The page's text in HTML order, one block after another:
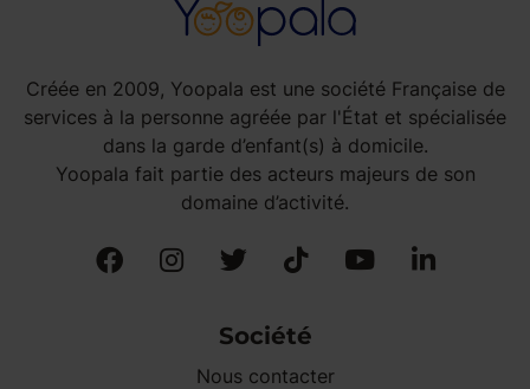
Créée en 2009, Yoopala est une société Française de
services à la personne agréée par l'État et spécialisée
dans la garde d’enfant(s) à domicile.
Yoopala fait partie des acteurs majeurs de son
domaine d’activité.
Société
Nous contacter